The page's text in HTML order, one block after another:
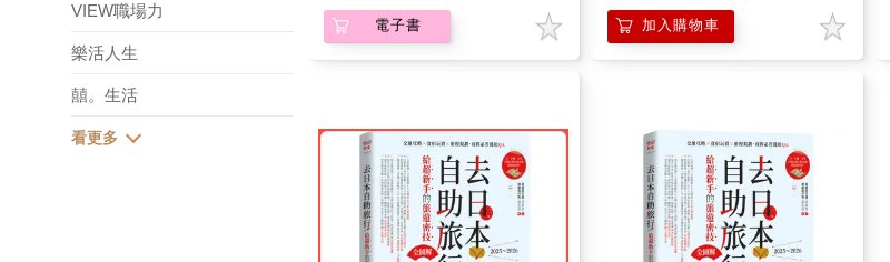
VIEW職場力
樂活人生
囍。生活
電子書 加入購物車